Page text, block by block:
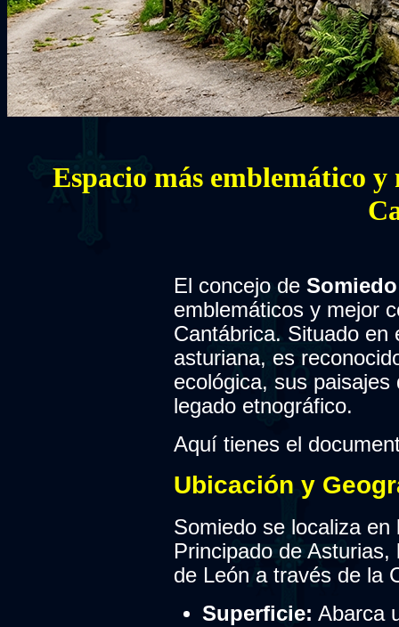
Espacio más emblemático
El concejo de Somiedo
emblemáticos y mejor
Cantábrica. Situado en
asturiana, es
ecológica, sus
legado etnográfico.
Aquí tienes el
Ubicación y
Somiedo se localiza
Principado de
de León a través de la
Superficie: Abarca